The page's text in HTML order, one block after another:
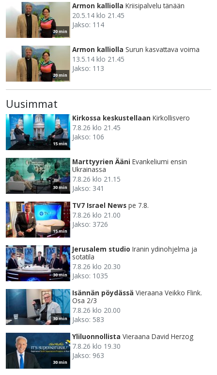
20 min
Armon kalliolla Kriisipalvelu tänään
20.5.14 klo 21.45
Jakso: 114
20 min
Armon kalliolla Surun kasvattava voima
13.5.14 klo 21.45
Jakso: 113
Uusimmat
15 min
Kirkossa keskustellaan Kirkollisvero
7.8.26 klo 21.45
Jakso: 106
30 min
Marttyyrien Ääni Evankeliumi ensin
Ukrainassa
7.8.26 klo 21.15
Jakso: 341
15 min
TV7 Israel News pe 7.8.
7.8.26 klo 21.00
Jakso: 3726
30 min
Jerusalem studio Iranin ydinohjelma ja
sotatila
7.8.26 klo 20.30
Jakso: 1035
30 min
Isännän pöydässä Vieraana Veikko Flink.
Osa 2/3
7.8.26 klo 20.00
Jakso: 583
30 min
Yliluonnollista Vieraana David Herzog
7.8.26 klo 19.30
Jakso: 963